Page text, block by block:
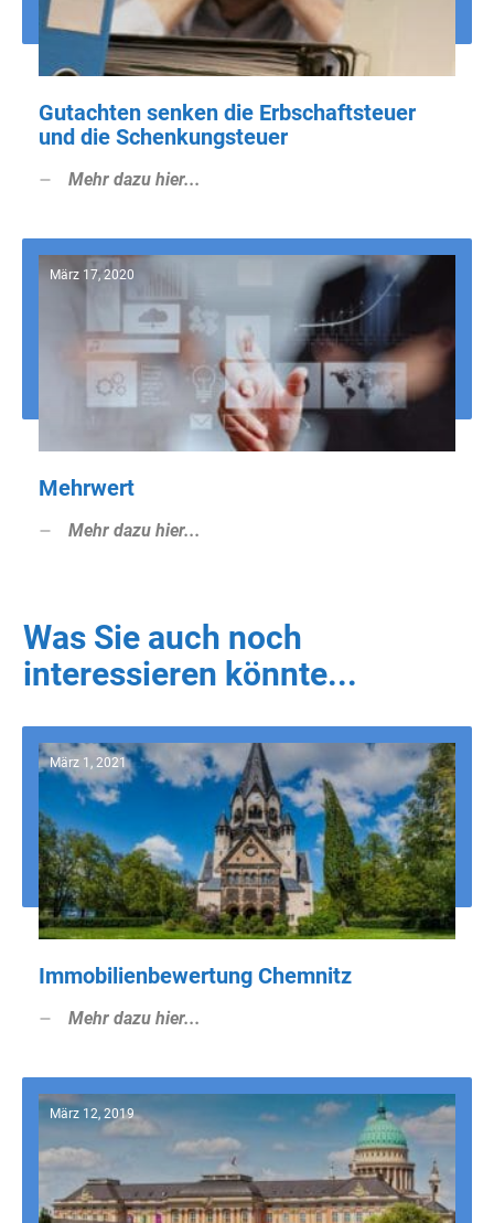
Gutachten senken die Erbschaftsteuer
und die Schenkungsteuer
Mehr dazu hier...
März 17, 2020
Mehrwert
Mehr dazu hier...
Was Sie auch noch
interessieren könnte...
März 1, 2021
Immobilienbewertung Chemnitz
Mehr dazu hier...
März 12, 2019